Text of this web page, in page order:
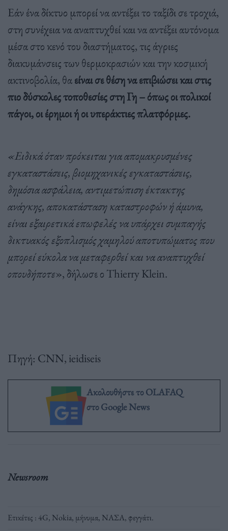
Εάν ένα δίκτυο μπορεί να αντέξει το ταξίδι σε τροχιά,
στη συνέχεια να αναπτυχθεί και να αντέξει αυτόνομα
μέσα στο κενό του διαστήματος, τις άγριες
διακυμάνσεις των θερμοκρασιών και την κοσμική
ακτινοβολία, θαείναι σε θέση να επιβιώσει και στις
πιο δύσκολες τοποθεσίες στη Γη – όπως οι πολικοί
πάγοι, οι έρημοι ή οι υπεράκτιες πλατφόρμες.
«Ειδικά όταν πρόκειται για απομακρυσμένες
εγκαταστάσεις, βιομηχανικές εγκαταστάσεις,
δημόσια ασφάλεια, αντιμετώπιση έκτακτης
ανάγκης, αποκατάσταση καταστροφών ή άμυνα,
είναι εξαιρετικά επωφελές να υπάρχει συμπαγής
δικτυακός εξοπλισμός χαμηλού αποτυπώματος που
μπορεί εύκολα να μεταφερθεί και να αναπτυχθεί
οπουδήποτε», δήλωσε ο Thierry Klein.
Πηγή: CNN, ieidiseis
Ακολουθήστε το OLAFAQ
στο Google News
Newsroom
Ετικέτες : 4G, Nokia, μήνυμα, ΝΑΣΑ,φεγγάτι.